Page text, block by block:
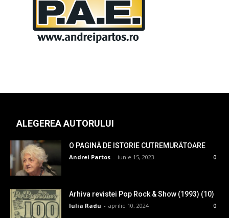
ALEGEREA AUTORULUI
O PAGINĂ DE ISTORIE CUTREMURĂTOARE
Andrei Partos - iunie 15, 2023 0
Arhiva revistei Pop Rock & Show (1993) (10)
Iulia Radu - aprilie 10, 2024 0